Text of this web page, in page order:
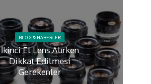
BLOG & HABERLER
İkinci El Lens Alırken
Dikkat Edilmesi
Gerekenler